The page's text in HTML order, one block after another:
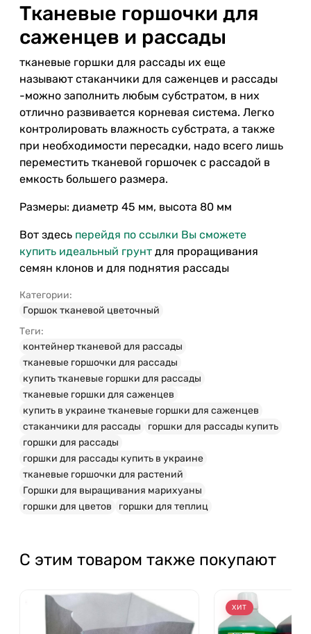
Тканевые горшочки для
саженцев и рассады
тканевые горшки для рассады их еще
называют стаканчики для саженцев и рассады
-можно заполнить любым субстратом, в них
отлично развивается корневая система. Легко
контролировать влажность субстрата, а также
при необходимости пересадки, надо всего лишь
переместить тканевой горшочек с рассадой в
емкость большего размера.
Размеры: диаметр 45 мм, высота 80 мм
Вот здесь перейдя по ссылки Вы сможете
купить идеальный грунт для проращивания
семян клонов и для поднятия рассады
Категории:
Горшок тканевой цветочный
Теги:
контейнер тканевой для рассады
тканевые горшочки для рассады
купить тканевые горшки для рассады
тканевые горшки для саженцев
купить в украине тканевые горшки для саженцев
стаканчики для рассады
горшки для рассады купить
горшки для рассады
горшки для рассады купить в украине
тканевые горшочки для растений
Горшки для выращивания марихуаны
горшки для цветов
горшки для теплиц
С этим товаром также покупают
ХИТ